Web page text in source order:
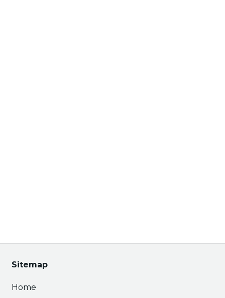
Sitemap
Home